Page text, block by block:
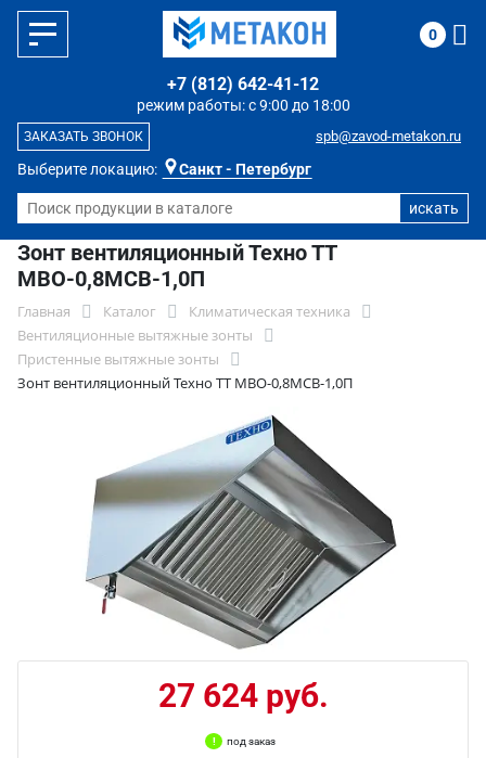
Выберите локацию: Санкт - Петербург
режим работы: с 9:00 до 18:00
+7 (812) 642-41-12
spb@zavod-metakon.ru
ЗАКАЗАТЬ ЗВОНОК
0
Зонт вентиляционный Техно ТТ
МВО-0,8МСВ-1,0П
Главная Каталог
Климатическая техника
Вентиляционные вытяжные зонты
Пристенные вытяжные зонты
Зонт вентиляционный Техно ТТ МВО-0,8МСВ-1,0П
27 624 руб.
под заказ